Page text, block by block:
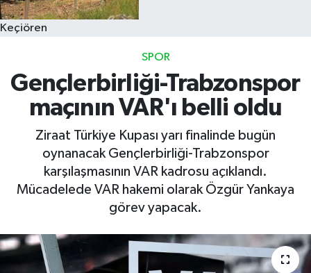
Keçiören
SPOR
Gençlerbirliği-Trabzonspor
maçının VAR'ı belli oldu
Ziraat Türkiye Kupası yarı finalinde bugün
oynanacak Gençlerbirliği-Trabzonspor
karşılaşmasının VAR kadrosu açıklandı.
Mücadelede VAR hakemi olarak Özgür Yankaya
görev yapacak.